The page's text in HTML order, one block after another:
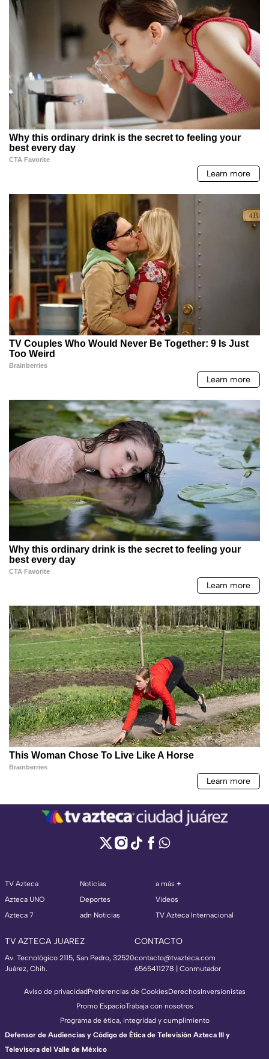
TV Azteca
Azteca UNO
Azteca 7
Noticias
Deportes
adn Noticias
a más +
Videos
TV Azteca Internacional
TV AZTECA JUAREZ
Av. Tecnológico 2115, San Pedro, 32520
Juárez, Chih.
CONTACTO
contacto@tvazteca.com
6565411278 | Conmutador
Aviso de privacidadPreferencias de CookiesDerechosInversionistas
Promo EspacioTrabaja con nosotros
Programa de ética, integridad y cumplimiento
Defensor de Audiencias y Código de Ética de Televisión Azteca III y
Televisora del Valle de México